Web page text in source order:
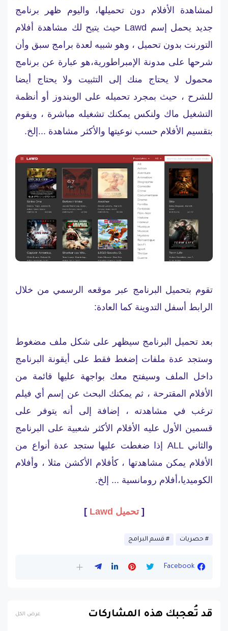
لمشاهدة الأفلام دون تحميلها، واليوم ظهر برنامج
جديد يحمل إسم Lawd حيث يتيح لك مشاهدة أفلام
التورنت بدون تحميل ، وهو شبيه لعدة برامج سبق وأن
شرحها على مدونة الإمبراطورية،هو عبارة عن برنامج
محمول لا يحتاج منك إلى التثبيت ولا يحتاج أيضا
للشرح ، حيث بمجرد تحميله على الويندوز أو أنظمة
التشغيل ماك ولنكس يمكنك تشغيله مباشرة ، ويقوم
بتقسيم الأفلام حسب نوعيتها والأكثر مشاهدة ...إلخ.
تقوم بتحميل البرنامج عبر موقعه الرسمي من خلال
الرابط أسفل التدوينة كما العادة:
بعد تحميل البرنامج سيظهر على شكل ملف مضغوط
وستجد عدة ملفات إضغط فقط على أيقونة البرنامج
داخل الملف وسيفتح معك بواجهة عليها قائمة من
الأفلام المقترحة ، ثم يمكنك البحث عن إسم أي فيلم
ترغب في مشاهدته ، إضافة إلى أنه يتوفر على
قسمين الأول عليه الأفلام الأكثر شعبية على البرنامج
والثاني ALL إذا ضغطت عليها ستجد عدة أنواع من
الأفلام يمكن مشاهدتها ، كأفلام الأكشن مثلا ، وأفلام
الكوميديا،أفلام رومانسية ... إلخ.
[تحميل Lawd ]
حصريات قسم البرامج
Facebook
قد تُعجبك هذه المشاركات عرض الكل